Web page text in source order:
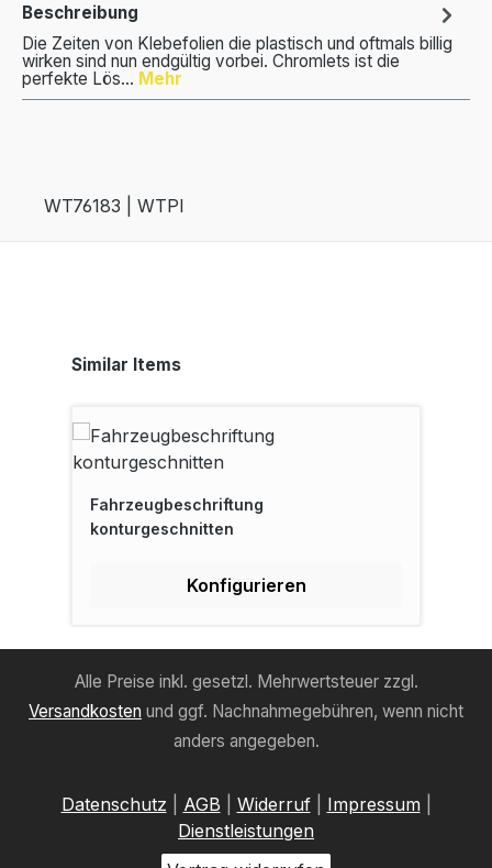
Beschreibung
Die Zeiten von Klebefolien die plastisch und oftmals billig
wirken sind nun endgültig vorbei. Chromlets ist die
perfekte Lös… Mehr
WT76183 | WTPI
Produktgalerie überspringen
Similar Items
Fahrzeugbeschriftung
konturgeschnitten
Konfigurieren
Alle Preise inkl. gesetzl. Mehrwertsteuer zzgl.
Versandkosten und ggf. Nachnahmegebühren, wenn nicht
anders angegeben.
Datenschutz AGB Widerruf| Impressum
Dienstleistungen